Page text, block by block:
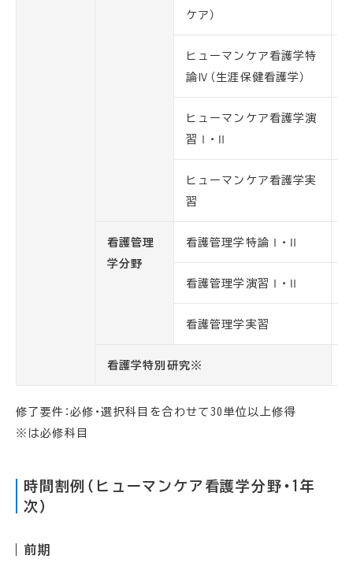
ケア）
ヒューマンケア看護学特
論Ⅳ（生涯保健看護学）
ヒューマンケア看護学演
習Ⅰ・Ⅱ
ヒューマンケア看護学実
習
看護管理
学分野
看護管理学特論Ⅰ・Ⅱ
看護管理学演習Ⅰ・Ⅱ
看護管理学実習
看護学特別研究※
修了要件：必修・選択科目を合わせて30単位以上修得
※は必修科目
時間割例（ヒューマンケア看護学分野・1年
次）
前期